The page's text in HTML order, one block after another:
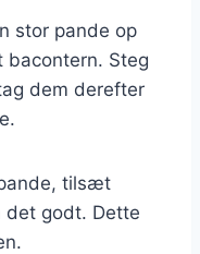
stor pande op
Steg
dem derefter
tilsæt
det godt. Dette